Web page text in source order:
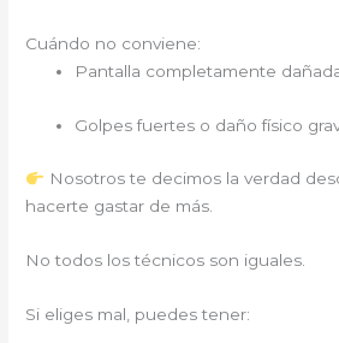
Cuándo no conviene:
Pantalla completamente
Golpes fuertes o daño físico
Nosotros te decimos la verdad
hacerte gastar de más.
No todos los técnicos son iguales.
Si eliges mal, puedes tener: